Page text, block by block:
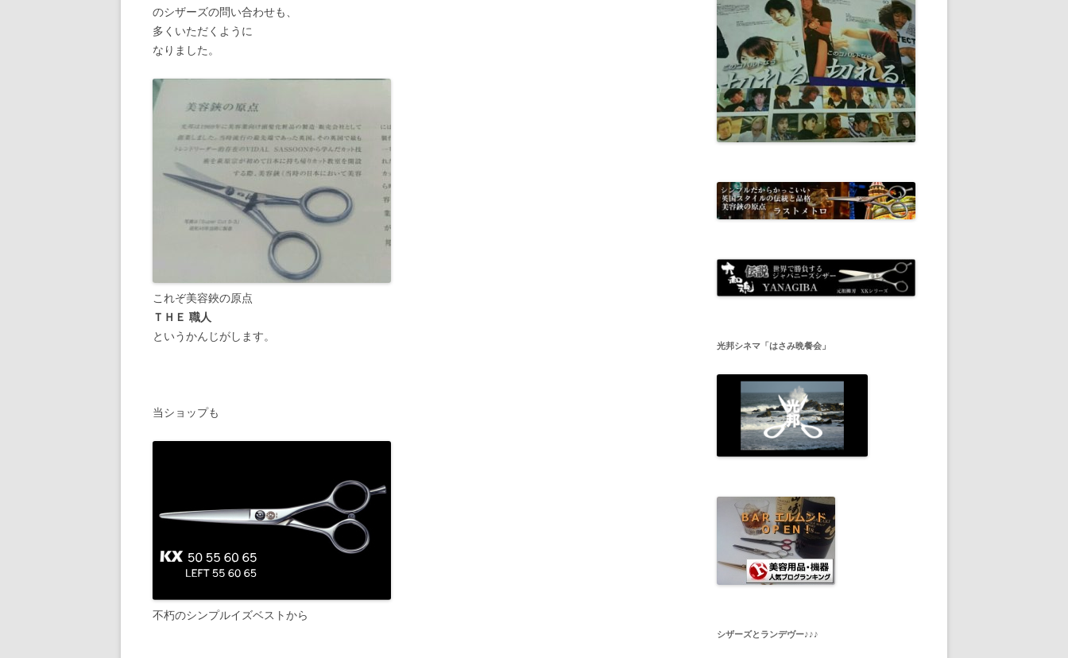
のシザーズの問い合わせも、
多くいただくように
なりました。
これぞ美容鋏の原点
ＴＨＥ 職人
というかんじがします。
当ショップも
不朽のシンプルイズベストから
光邦シネマ「はさみ晩餐会」
シザーズとランデヴー♪♪♪